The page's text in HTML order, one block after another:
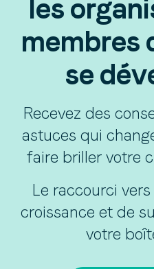
les
membres
se
Recevez des
astuces qui
faire briller votre
Le raccourci
croissance et de
votre